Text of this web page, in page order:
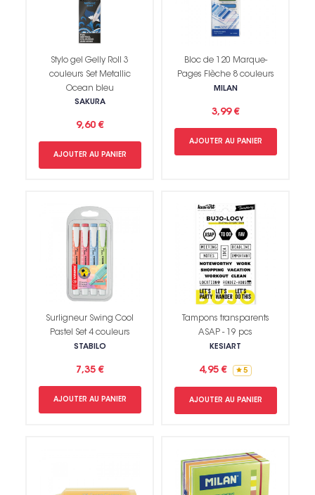
Stylo gel Gelly Roll 3
couleurs Set Metallic
Ocean bleu
SAKURA
9,60 €
AJOUTER AU PANIER
Bloc de 120 Marque-
Pages Flèche 8 couleurs
MILAN
3,99 €
AJOUTER AU PANIER
Surligneur Swing Cool
Pastel Set 4 couleurs
STABILO
7,35 €
AJOUTER AU PANIER
Tampons transparents
ASAP - 19 pcs
KESIART
4,95 € 5
AJOUTER AU PANIER